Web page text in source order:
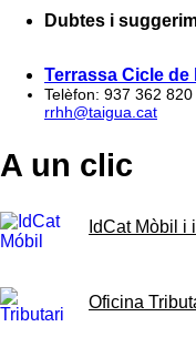
Dubtes i
Terrassa Cicle
Telèfon: 937 362
rrhh@taigua.cat
A un clic
IdCat Mòbil i
Oficina